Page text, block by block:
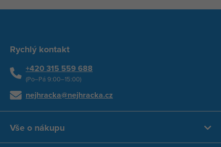
Rychlý kontakt
+420 315 559 688
(Po–Pá 9:00–15:00)
nejhracka@nejhracka.cz
Vše o nákupu